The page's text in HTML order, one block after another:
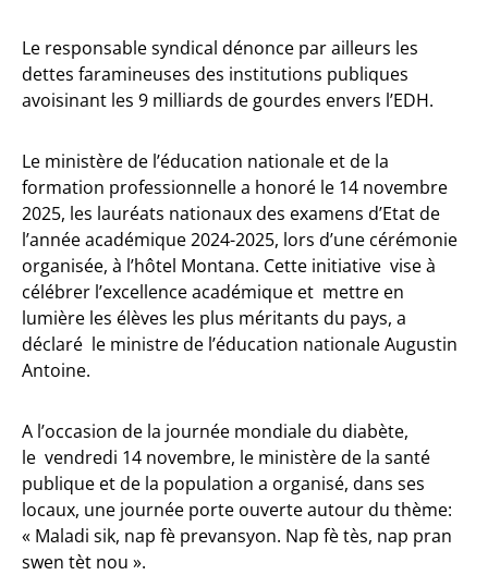
Le responsable syndical dénonce par ailleurs les
dettes faramineuses des institutions publiques
avoisinant les 9 milliards de gourdes envers l’EDH.
Le ministère de l’éducation nationale et de la
formation professionnelle a honoré le 14 novembre
2025, les lauréats nationaux des examens d’Etat de
l’année académique 2024-2025, lors d’une cérémonie
organisée, à l’hôtel Montana. Cette initiative vise à
célébrer l’excellence académique et mettre en
lumière les élèves les plus méritants du pays, a
déclaré le ministre de l’éducation nationale Augustin
Antoine.
A l’occasion de la journée mondiale du diabète,
le vendredi 14 novembre, le ministère de la santé
publique et de la population a organisé, dans ses
locaux, une journée porte ouverte autour du thème:
« Maladi sik, nap fè prevansyon. Nap fè tès, nap pran
swen tèt nou ».